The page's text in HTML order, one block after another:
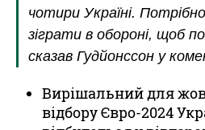
чотири Україні.
зіграти в обороні, щоб
сказав Гудйонссон у
Вирішальний для
відбору Євро-2024